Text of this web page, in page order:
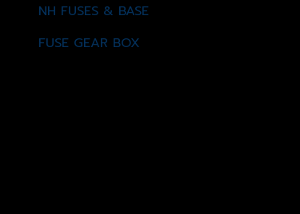
NH FUSES & BASE
FUSE GEAR BOX